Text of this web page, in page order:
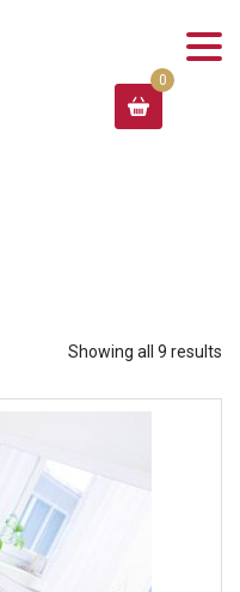
Showing all 9 results